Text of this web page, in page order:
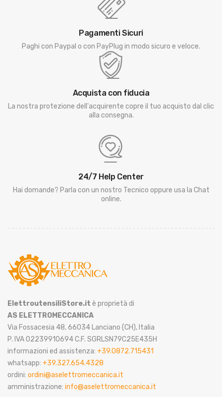
Pagamenti Sicuri
Paghi con Paypal o con PayPlug in modo sicuro e veloce.
Acquista con fiducia
La nostra protezione dell'acquirente copre il tuo acquisto dal clic
alla consegna.
24/7 Help Center
Hai domande? Parla con un nostro Tecnico oppure usa la Chat
online.
ElettroutensiliStore.it è proprietà di
AS ELETTROMECCANICA
Via Fossacesia 48, 66034 Lanciano (CH), Italia
P. IVA 02239910694 C.F. SGRLSN79C25E435H
informazioni ed assistenza: +39.0872.715431
whatsapp: +39.327.654.4328
ordini: ordini@aselettromeccanica.it
amministrazione: info@aselettromeccanica.it